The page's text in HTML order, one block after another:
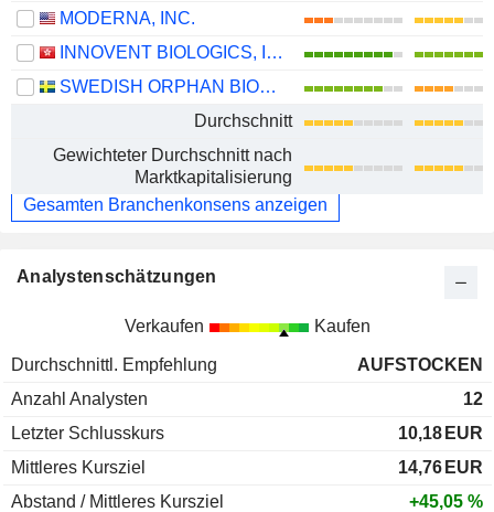
MODERNA, INC.
INNOVENT BIOLOGICS, INC.
SWEDISH ORPHAN BIOVITRUM AB
Durchschnitt
Gewichteter Durchschnitt nach
Marktkapitalisierung
Gesamten Branchenkonsens anzeigen
Analystenschätzungen
Verkaufen Kaufen
Durchschnittl. Empfehlung
AUFSTOCKEN
Anzahl Analysten
12
Letzter Schlusskurs
10,18 EUR
Mittleres Kursziel
14,76 EUR
Abstand / Mittleres Kursziel
+45,05 %